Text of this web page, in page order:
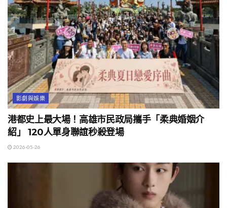
影劇與娛樂
港都史上最大場！高雄市民政局攜手「柔典婚姻介
紹」 120人單身聯誼秒殺登場
2026-05-26